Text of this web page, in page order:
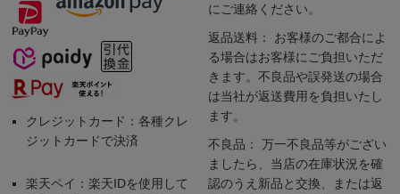
クレジットカード：各種クレ
ジットカードで決済
楽天ペイ：楽天IDを使用して
にご連絡ください。
返品送料： お客様のご都合によ
る場合はお客様にご負担いただ
きます。不良品や誤発送の場合
は当社が返送費用を負担いたし
ます。
不良品： 万一不良品等がござい
ましたら、当店の在庫状況を確
認のうえ新品と交換、または返